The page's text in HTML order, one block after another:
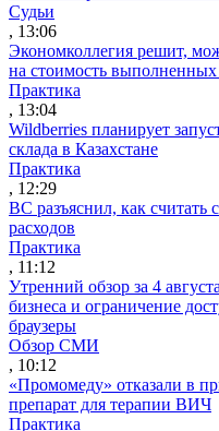
Судьи
, 13:06
Экономколлегия решит,
на стоимость выполненных
Практика
, 13:04
Wildberries планирует
склада в Казахстане
Практика
, 12:29
ВС разъяснил, как считать
расходов
Практика
, 11:12
Утренний обзор за 4
бизнеса и ограничение
браузеры
Обзор СМИ
, 10:12
«Промомеду» отказали в
препарат для терапии ВИЧ
Практика